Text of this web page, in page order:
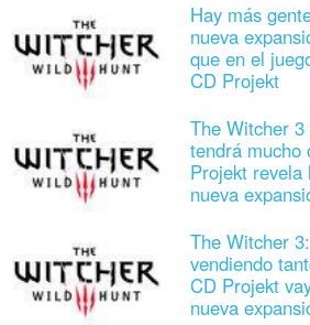
Hay más
nueva
que en el
CD Projekt
The Witcher
tendrá mucho
Projekt revela
nueva
The Witcher
vendiendo
CD Projekt
nueva